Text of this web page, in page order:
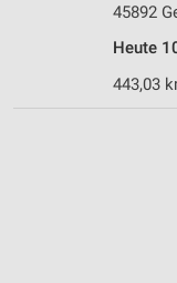
45892
Heute
443,03